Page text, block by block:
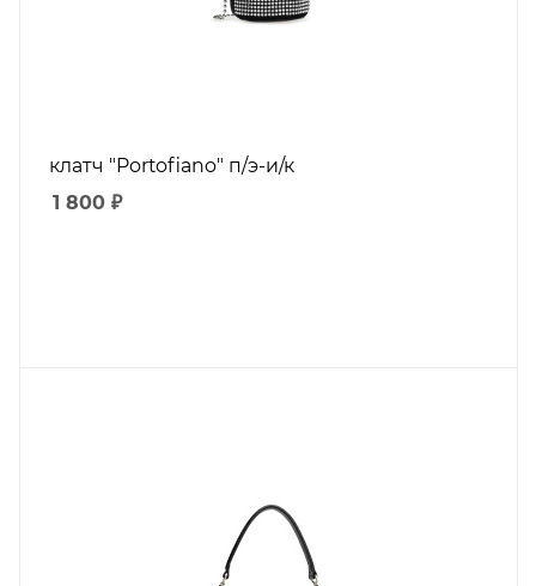
клатч "Portofiano" п/э-и/к
1 800 ₽